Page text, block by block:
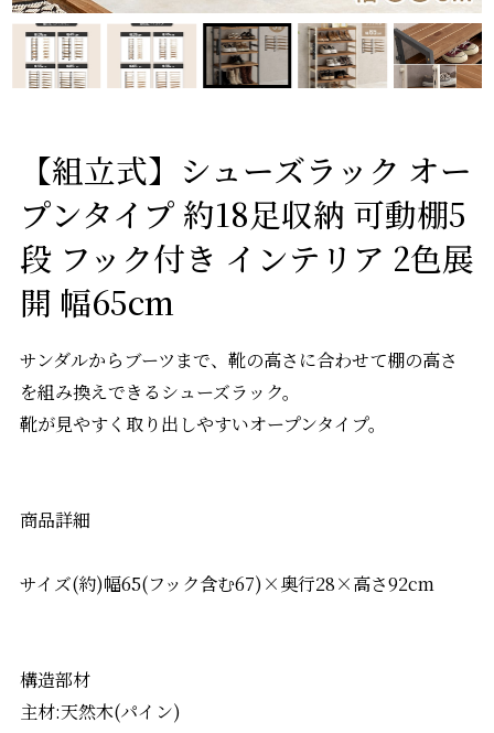
【組立式】シューズラック オー
プンタイプ 約18足収納 可動棚5
段 フック付き インテリア 2色展
開 幅65cm
サンダルからブーツまで、靴の高さに合わせて棚の高さ
を組み換えできるシューズラック。
靴が見やすく取り出しやすいオープンタイプ。
商品詳細
サイズ(約)幅65(フック含む67)×奥行28×高さ92cm
構造部材
主材:天然木(パイン)